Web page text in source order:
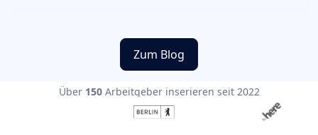
Zum Blog
Über150 Arbeitgeber inserieren seit 2022